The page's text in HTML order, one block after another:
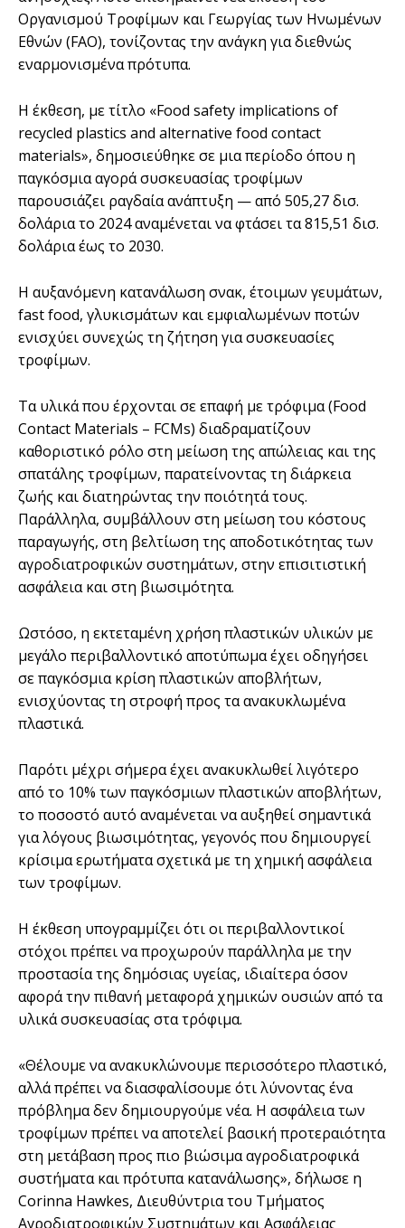
Οργανισμού Τροφίμων και Γεωργίας των Ηνωμένων
Εθνών (FAO), τονίζοντας την ανάγκη για διεθνώς
εναρμονισμένα πρότυπα.
Η έκθεση, με τίτλο «Food safety implications of
recycled plastics and alternative food contact
materials», δημοσιεύθηκε σε μια περίοδο όπου η
παγκόσμια αγορά συσκευασίας τροφίμων
παρουσιάζει ραγδαία ανάπτυξη — από 505,27 δισ.
δολάρια το 2024 αναμένεται να φτάσει τα 815,51 δισ.
δολάρια έως το 2030.
Η αυξανόμενη κατανάλωση σνακ, έτοιμων γευμάτων,
fast food, γλυκισμάτων και εμφιαλωμένων ποτών
ενισχύει συνεχώς τη ζήτηση για συσκευασίες
τροφίμων.
Τα υλικά που έρχονται σε επαφή με τρόφιμα (Food
Contact Materials – FCMs) διαδραματίζουν
καθοριστικό ρόλο στη μείωση της απώλειας και της
σπατάλης τροφίμων, παρατείνοντας τη διάρκεια
ζωής και διατηρώντας την ποιότητά τους.
Παράλληλα, συμβάλλουν στη μείωση του κόστους
παραγωγής, στη βελτίωση της αποδοτικότητας των
αγροδιατροφικών συστημάτων, στην επισιτιστική
ασφάλεια και στη βιωσιμότητα.
Ωστόσο, η εκτεταμένη χρήση πλαστικών υλικών με
μεγάλο περιβαλλοντικό αποτύπωμα έχει οδηγήσει
σε παγκόσμια κρίση πλαστικών αποβλήτων,
ενισχύοντας τη στροφή προς τα ανακυκλωμένα
πλαστικά.
Παρότι μέχρι σήμερα έχει ανακυκλωθεί λιγότερο
από το 10% των παγκόσμιων πλαστικών αποβλήτων,
το ποσοστό αυτό αναμένεται να αυξηθεί σημαντικά
για λόγους βιωσιμότητας, γεγονός που δημιουργεί
κρίσιμα ερωτήματα σχετικά με τη χημική ασφάλεια
των τροφίμων.
Η έκθεση υπογραμμίζει ότι οι περιβαλλοντικοί
στόχοι πρέπει να προχωρούν παράλληλα με την
προστασία της δημόσιας υγείας, ιδιαίτερα όσον
αφορά την πιθανή μεταφορά χημικών ουσιών από τα
υλικά συσκευασίας στα τρόφιμα.
«Θέλουμε να ανακυκλώνουμε περισσότερο πλαστικό,
αλλά πρέπει να διασφαλίσουμε ότι λύνοντας ένα
πρόβλημα δεν δημιουργούμε νέα. Η ασφάλεια των
τροφίμων πρέπει να αποτελεί βασική προτεραιότητα
στη μετάβαση προς πιο βιώσιμα αγροδιατροφικά
συστήματα και πρότυπα κατανάλωσης», δήλωσε η
Corinna Hawkes, Διευθύντρια του Τμήματος
Αγροδιατροφικών Συστημάτων και Ασφάλειας